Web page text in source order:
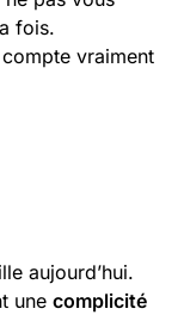
fois.
vraiment
aujourd’hui.
une complicité